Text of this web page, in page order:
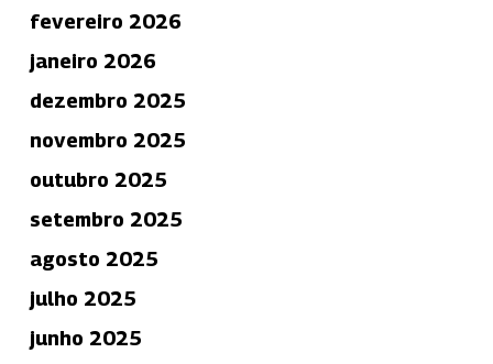
fevereiro 2026
janeiro 2026
dezembro 2025
novembro 2025
outubro 2025
setembro 2025
agosto 2025
julho 2025
junho 2025